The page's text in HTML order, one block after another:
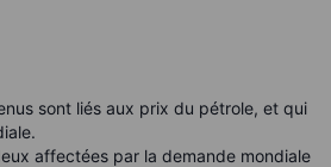
sont liés aux prix du pétrole, et qui
affectées par la demande mondiale